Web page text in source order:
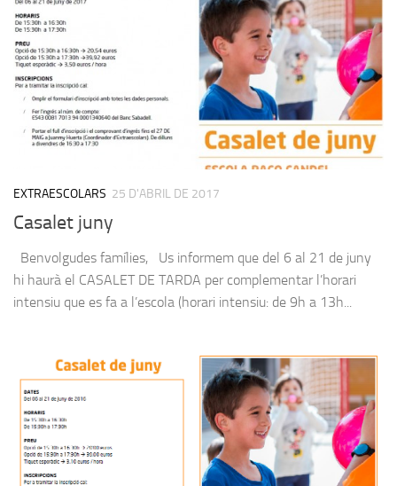
EXTRAESCOLARS 25 D'ABRIL DE 2017
Casalet juny
Benvolgudes famílies, Us informem que del 6 al 21 de juny
hi haurà el CASALET DE TARDA per complementar l’horari
intensiu que es fa a l’escola (horari intensiu: de 9h a 13h...